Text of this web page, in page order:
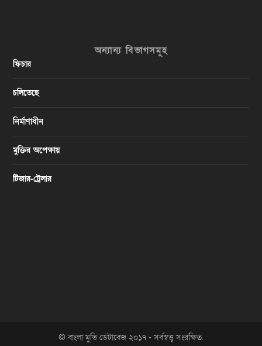
অন্যান্য বিভাগসমূহ
ফিচার
চলিতেছে
নির্মাণাধীন
মুক্তির অপেক্ষায়
টিজার-ট্রেলার
© বাংলা মুভি ডেটাবেজ ২০১৭ - সর্বস্বত্ত্ব সংরক্ষিত.